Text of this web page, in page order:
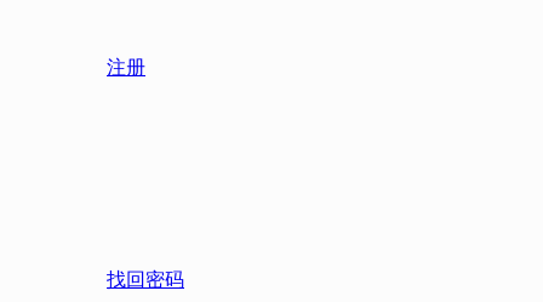
注册
找回密码